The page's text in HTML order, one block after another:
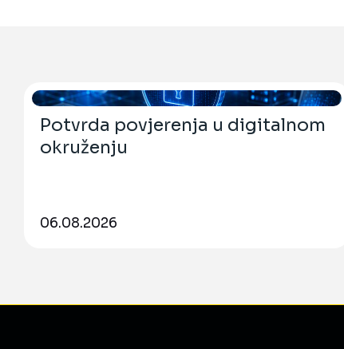
Potvrda povjerenja u digitalnom
okruženju
06.08.2026